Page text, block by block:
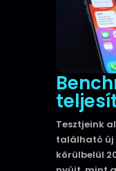
Tesztjeink
található új
körülbelül